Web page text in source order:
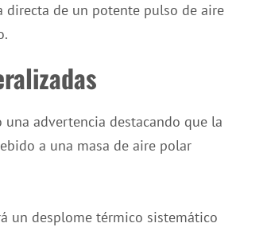
de un potente pulso de aire
advertencia destacando que la
a una masa de aire polar
un desplome térmico sistemático